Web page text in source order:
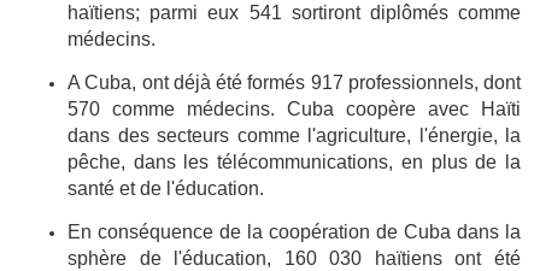
haïtiens; parmi eux 541 sortiront diplômés comme
médecins.
A Cuba, ont déjà été formés 917 professionnels, dont
570 comme médecins. Cuba coopère avec Haïti
dans des secteurs comme l'agriculture, l'énergie, la
pêche, dans les télécommunications, en plus de la
santé et de l'éducation.
En conséquence de la coopération de Cuba dans la
sphère de l'éducation, 160 030 haïtiens ont été